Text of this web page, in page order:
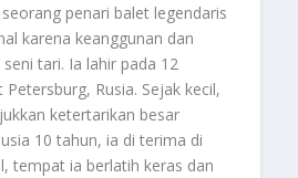
penari balet legendaris
karena keanggunan dan
tari. Ia lahir pada 12
Petersburg, Rusia. Sejak kecil,
ketertarikan besar
10 tahun, ia di terima di
tempat ia berlatih keras dan